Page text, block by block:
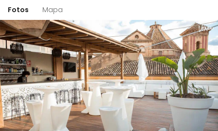
Publicar tu espacio
Fotos Mapa